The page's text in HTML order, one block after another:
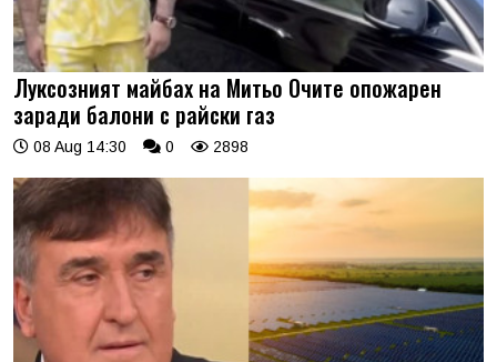
Луксозният майбах на Митьо Очите опожарен
заради балони с райски газ
08 Aug 14:30 0 2898